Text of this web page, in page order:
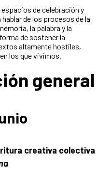
de celebración y
de los procesos de la
la palabra y la
de sostener la
altamente hostiles,
los que vivimos.
general
creativa colectiva